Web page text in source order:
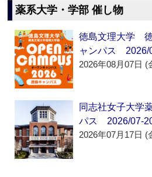
薬系大学・学部 催し物
徳島文理大学
ャンパス 2026/
2026年08月07日 (
同志社女子大学
パス 2026/07-
2026年07月17日 (